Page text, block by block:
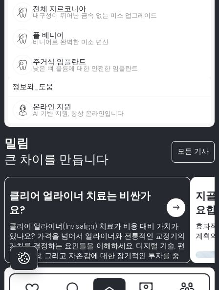
전체 지르코니아
내구성이 뛰어난 금속 없는 미소 업그레이드
풀 베니어
비니어로 완벽한 미소 변신
주거식 임플란트
낮은 뼈 볼륨에 대한 안전한 임플란트
정보와_도움
온라인 지원
AI 기반 지원, 항상 온라인입니다
밀림
큰 차이를 만듭니다
모든 기사
클리어 얼라이너 치료는 비싼가
요?
east
클리어 얼라이너(Invisalign) 치료가 비용 대비 가치가
있나요? 가격을 넘어서 얼라이너와 전통적인 교정기의
가치를 결정하는 요인들을 이해하세요. 디지털 기술, 편
안함, 미학, 그리고 자존감에 대한 장기적인 투자를 중
점적으로 살펴봅니다.
지
요합
효과
계획
환자들이